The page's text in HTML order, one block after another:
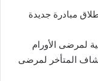
مبادرة جديدة
لمرضى الأورام
من نسبة الاكشاف المتأخر لمرضى